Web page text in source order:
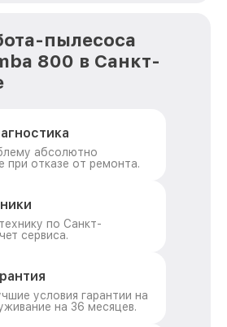
пылесоса
800 в Санкт-
абсолютно
при отказе от ремонта.
по Санкт-
сервиса.
условия гарантии на
на 36 месяцев.